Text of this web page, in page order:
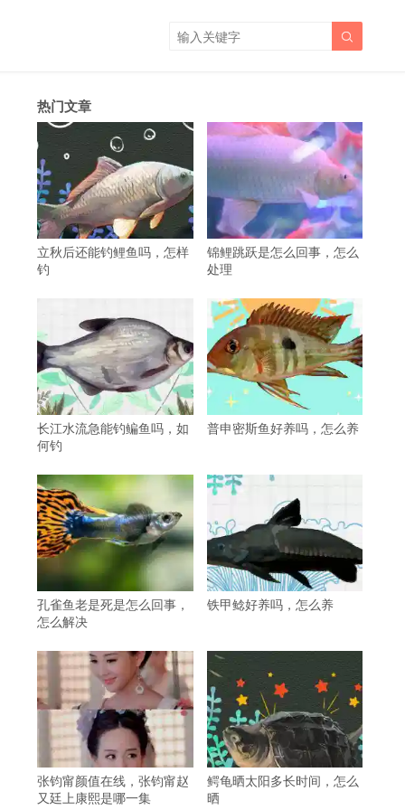

热门文章
立秋后还能钓鲤鱼吗，怎样
钓
锦鲤跳跃是怎么回事，怎么
处理
长江水流急能钓鳊鱼吗，如
何钓
普申密斯鱼好养吗，怎么养
孔雀鱼老是死是怎么回事，
怎么解决
铁甲鲶好养吗，怎么养
张钧甯颜值在线，张钧甯赵
又廷上康熙是哪一集
鳄龟晒太阳多长时间，怎么
晒